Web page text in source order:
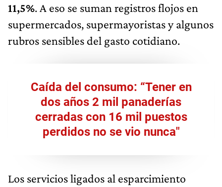
11,5%. A eso se suman registros flojos en
supermercados, supermayoristas y algunos
rubros sensibles del gasto cotidiano.
Caída del consumo: “Tener en
dos años 2 mil panaderías
cerradas con 16 mil puestos
perdidos no se vio nunca"
Los servicios ligados al esparcimiento